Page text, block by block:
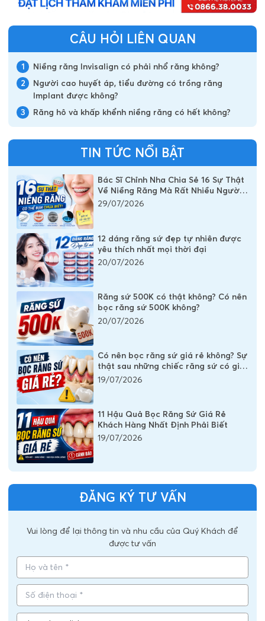
CÂU HỎI LIÊN QUAN
1
Niềng răng Invisalign có phải nhổ răng không?
2
Người cao huyết áp, tiểu đường có trồng răng
Implant được không?
3
Răng hô và khấp khểnh niềng răng có hết không?
TIN TỨC NỔI BẬT
Bác Sĩ Chỉnh Nha Chia Sẻ 16 Sự Thật
Về Niềng Răng Mà Rất Nhiều Người
Vẫn Đang Hiểu Sai
29/07/2026
12 dáng răng sứ đẹp tự nhiên được
yêu thích nhất mọi thời đại
20/07/2026
Răng sứ 500K có thật không? Có nên
bọc răng sứ 500K không?
20/07/2026
Có nên bọc răng sứ giá rẻ không? Sự
thật sau những chiếc răng sứ có giá
vài trăm nghìn
19/07/2026
11 Hậu Quả Bọc Răng Sứ Giá Rẻ
Khách Hàng Nhất Định Phải Biết
19/07/2026
ĐĂNG KÝ TƯ VẤN
Vui lòng để lại thông tin và nhu cầu của Quý Khách để
được tư vấn